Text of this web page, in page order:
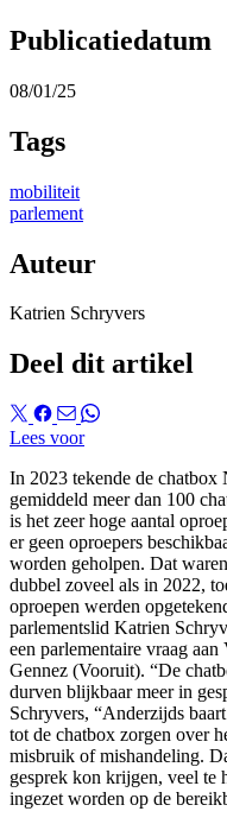
Publicatiedatum
08/01/25
Tags
mobiliteit
parlement
Auteur
Katrien Schryvers
Deel dit artikel
Lees voor
In 2023 tekende de chatbox
gemiddeld meer dan 100
is het zeer hoge aantal
er geen oproepers
worden geholpen. Dat
dubbel zoveel als in 2022,
oproepen werden
parlementslid Katrien
een parlementaire vraag
Gennez (Vooruit). “De
durven blijkbaar meer in
Schryvers, “Anderzijds
tot de chatbox zorgen over
misbruik of mishandeling.
gesprek kon krijgen, veel te
ingezet worden op de